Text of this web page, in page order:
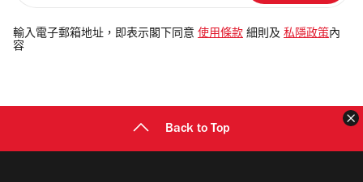
電
郵
輸入電子郵箱地址，即表示閣下同意 使用條款 細則及 私隱政策 內
容
Back to Top